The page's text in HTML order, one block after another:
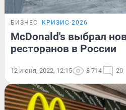
БИЗНЕС КРИЗИС-2026
McDonald's выбрал
ресторанов в России
12 июня, 2022, 12:15 8 714 20